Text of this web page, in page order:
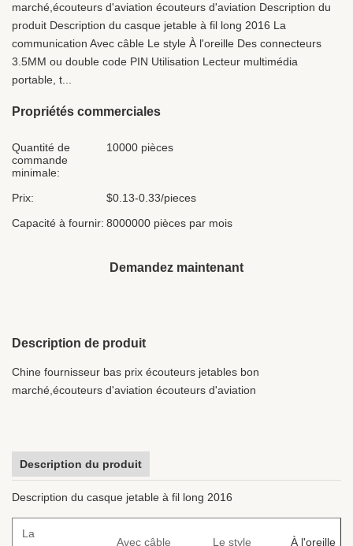
marché,écouteurs d'aviation écouteurs d'aviation Description du
produit Description du casque jetable à fil long 2016 La
communication Avec câble Le style À l'oreille Des connecteurs
3.5MM ou double code PIN Utilisation Lecteur multimédia
portable, t...
Propriétés commerciales
Quantité de
commande
minimale:
10000 pièces
Prix:
$0.13-0.33/pieces
Capacité à fournir: 8000000 pièces par mois
Demandez maintenant
Description de produit
Chine fournisseur bas prix écouteurs jetables bon
marché,écouteurs d'aviation écouteurs d'aviation
Description du produit
Description du casque jetable à fil long 2016
La
Avec câble Le style À l'oreille